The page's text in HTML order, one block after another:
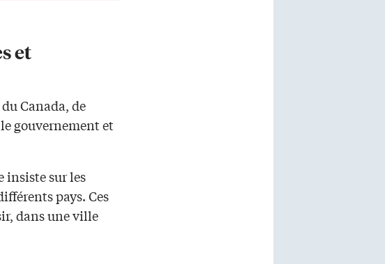
et
Canada, de
gouvernement et
insiste sur les
pays. Ces
dans une ville